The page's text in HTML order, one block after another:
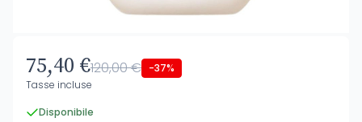
75,40 €120,00 € -37%
Tasse incluse
Disponibile